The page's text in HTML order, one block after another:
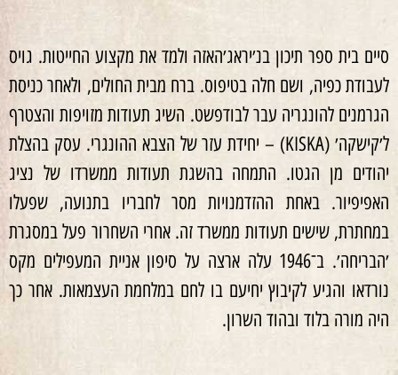
סיים בית ספר תיכון בנ׳יראג׳האזה ולמד את מקצוע החייטות. גויס
לעבודת כפיה, ושם חלה בטיפוס. ברח מבית החולים, ולאחר כניסת
הגרמנים להונגריה עבר לבודפשט. השיג תעודות מזויפות והצטרף
ל׳קישקה׳ (KISKA) – יחידת עזר של הצבא ההונגרי. עסק בהצלת
יהודים מן הגטו. התמחה בהשגת תעודות ממשרדו של נציג
האפיפיור. באחת ההזדמנויות מסר לחבריו בתנועה, שפעלו
במחתרת, שישים תעודות ממשרד זה. אחרי השחרור פעל במסגרת
׳הבריחה׳. ב־1946 עלה ארצה על סיפון אניית המעפילים מקס
נורדאו והגיע לקיבוץ יחיעם בו לחם במלחמת העצמאות. אחר כך
היה מורה בלוד ובהוד השרון.